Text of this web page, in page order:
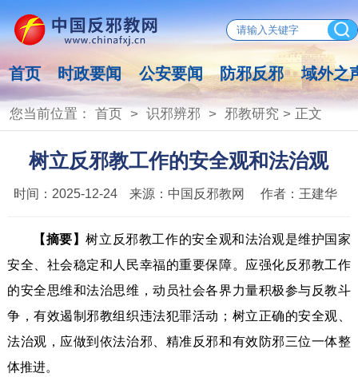
首页 时政要闻 公安要闻 防邪反邪 域外之
您当前位置： 首页> 识邪辨邪 > 邪教研究 > 正文
树立反邪教工作的安全观和法治观
时间： 2025-12-24 来源： 中国反邪教网 作者： 王建华
【摘要】树立反邪教工作的安全观和法治观是维护国家
安全、社会稳定和人民幸福的重要保障。应强化反邪教工作
的安全思维和法治思维，动员社会各界力量积极参与反教斗
争，有效遏制邪教组织违法犯罪活动；树立正确的安全观、
法治观，应做到依法治邪、精准反邪和有效防邪三位一体整
体推进。